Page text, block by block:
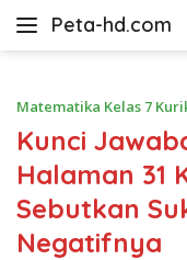
Peta-hd.com
Kumpulan
HD
Matematika Kelas 7
Kunci
Halaman 31
Sebutkan
Negatifnya